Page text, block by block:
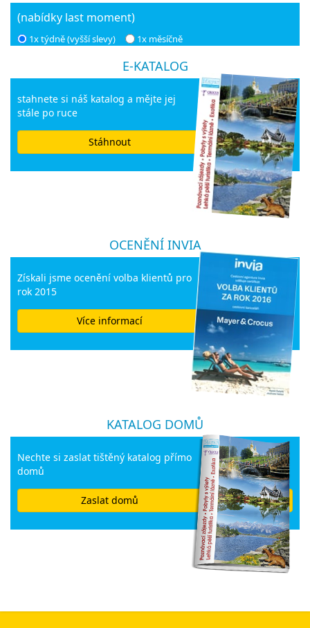
(nabídky last moment)
1x týdně (vyšší slevy) 1x měsíčně
E-KATALOG
stahnete si náš katalog a mějte jej
stále po ruce
Stáhnout
OCENĚNÍ INVIA
Získali jsme ocenění volba klientů pro
rok 2015
Více informací
KATALOG DOMŮ
Nechte si zaslat tištěný katalog přímo
domů
Zaslat domů